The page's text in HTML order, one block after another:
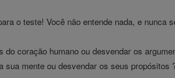
o teste! Você não entende nada, e nunca
coração humano ou desvendar os
mente ou desvendar os seus propósitos